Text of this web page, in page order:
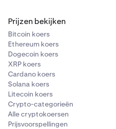
Prijzen bekijken
Bitcoin koers
Ethereum koers
Dogecoin koers
XRP koers
Cardano koers
Solana koers
Litecoin koers
Crypto-categorieën
Alle cryptokoersen
Prijsvoorspellingen